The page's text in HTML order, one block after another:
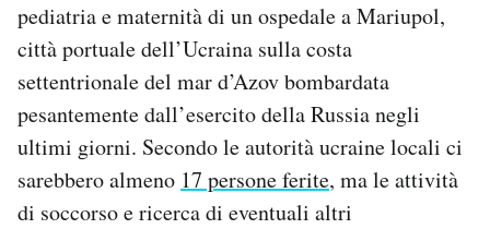
AREA PERSONALE
Area Personale
Notifiche mobile
Regala il Post
Hai bisogno di aiuto?
Esci
pediatria e maternità di un ospedale a Mariupol,
città portuale dell’Ucraina sulla costa
settentrionale del mar d’Azov bombardata
pesantemente dall’esercito della Russia negli
ultimi giorni. Secondo le autorità ucraine locali ci
sarebbero almeno 17 persone ferite, ma le attività
di soccorso e ricerca di eventuali altri